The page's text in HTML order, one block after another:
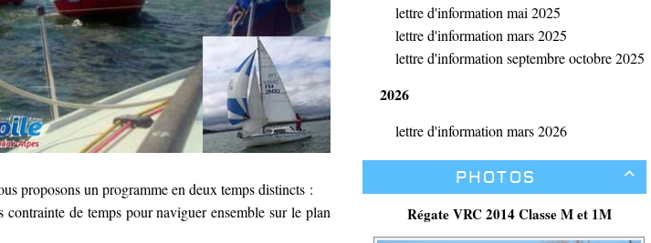
proposons un programme en deux temps distincts :
contrainte de temps pour naviguer ensemble sur le plan
lettre d'information mai 2025
lettre d'information mars 2025
lettre d'information septembre octobre 2025
2026
lettre d'information mars 2026

Photos
Régate VRC 2014 Classe M et 1M